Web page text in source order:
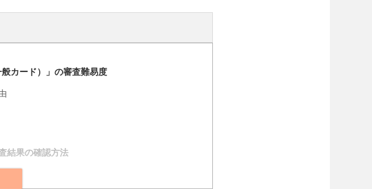
カード）」の審査難易度
結果の確認方法